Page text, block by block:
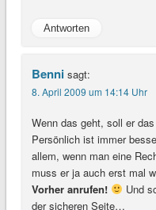
Antworten
Benni sagt:
8. April 2009 um 14:14 Uhr
Wenn das geht, soll er
Persönlich ist immer
allem, wenn man eine
muss er ja auch erst mal
Vorher anrufen!
Und
der sicheren Seite…